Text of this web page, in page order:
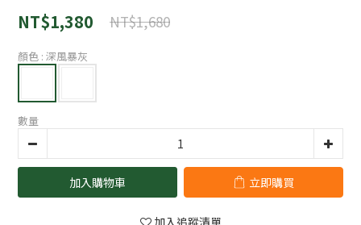
NT$1,380 NT$1,680
顏色 : 深風暴灰
數量
加入購物車 立即購買
加入追蹤清單